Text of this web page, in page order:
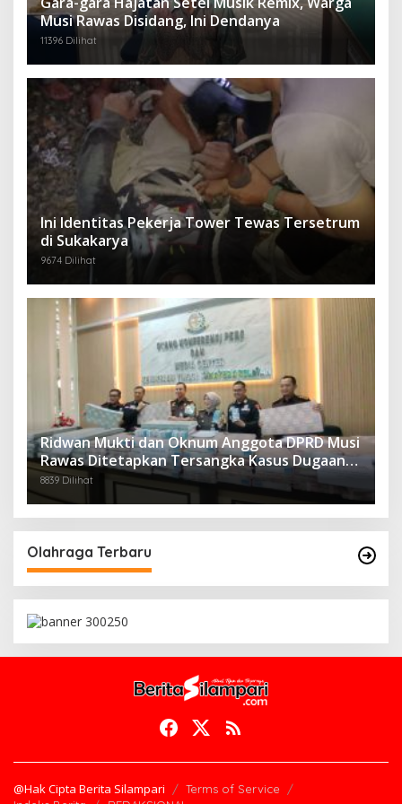
Musi Rawas Disidang, Ini Dendanya
11396 Dilihat
Ini Identitas Pekerja Tower Tewas Tersetrum
di Sukakarya
9674 Dilihat
Ridwan Mukti dan Oknum Anggota DPRD Musi
Rawas Ditetapkan Tersangka Kasus Dugaan
Korupsi Perkebunan Sawit
8839 Dilihat
Olahraga Terbaru
@Hak Cipta Berita Silampari
Terms of Service